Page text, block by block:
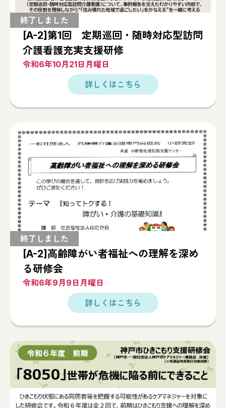
[A-2]第1回 定期巡回・随時対応型訪問
介護看護充実支援研修
令和6年10月21日月曜日
[A-2]高齢障がい者福祉への理解を深め
る研修会
令和6年9月9日月曜日